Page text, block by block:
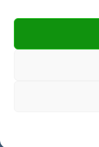
dieser Website